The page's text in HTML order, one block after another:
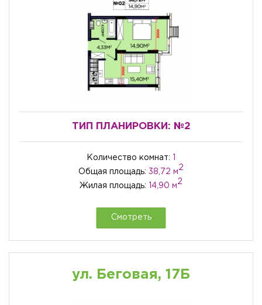
ТИП ПЛАНИРОВКИ: №2
Количество комнат:
Общая площадь: 38,72 м
2
Жилая площадь: 14,90 м
2
Смотреть
ул. Беговая, 17Б